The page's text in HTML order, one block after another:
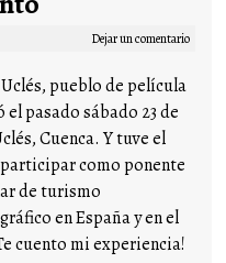
Dejar un comentario
pueblo de película
el pasado sábado 23 de
Cuenca. Y tuve el
como ponente
de turismo
en España y en el
cuento mi experiencia!